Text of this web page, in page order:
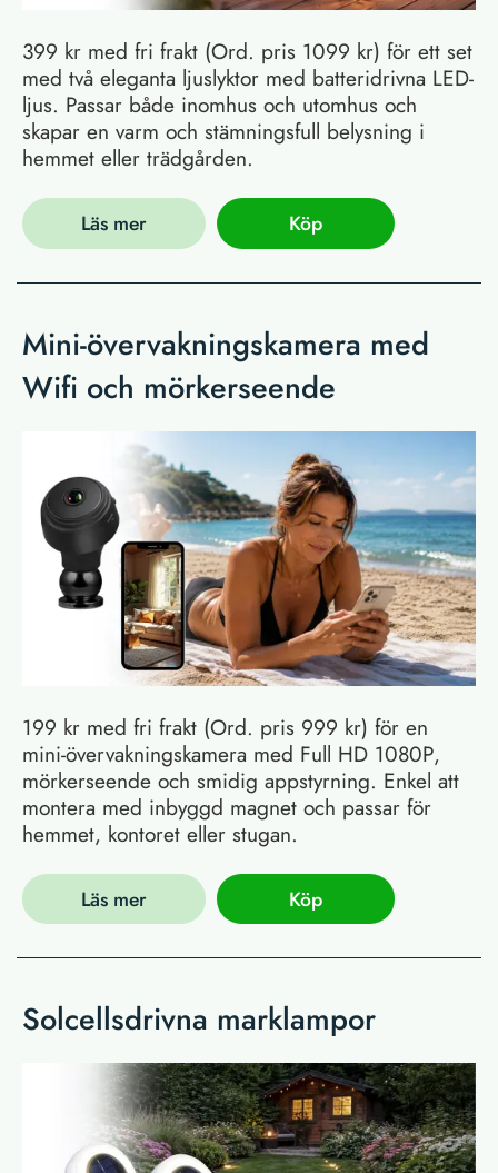
399 kr med fri frakt (Ord. pris 1099 kr) för ett set
med två eleganta ljuslyktor med batteridrivna LED-
ljus. Passar både inomhus och utomhus och
skapar en varm och stämningsfull belysning i
hemmet eller trädgården.
Läs mer Köp
Mini-övervakningskamera med
Wifi och mörkerseende
199 kr med fri frakt (Ord. pris 999 kr) för en
mini-övervakningskamera med Full HD 1080P,
mörkerseende och smidig appstyrning. Enkel att
montera med inbyggd magnet och passar för
hemmet, kontoret eller stugan.
Läs mer Köp
Solcellsdrivna marklampor